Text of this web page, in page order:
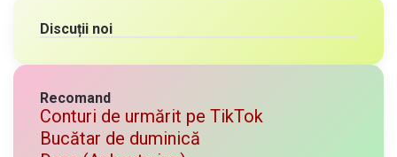
Discuții noi
Recomand
Conturi de urmărit pe TikTok
Bucătar de duminică